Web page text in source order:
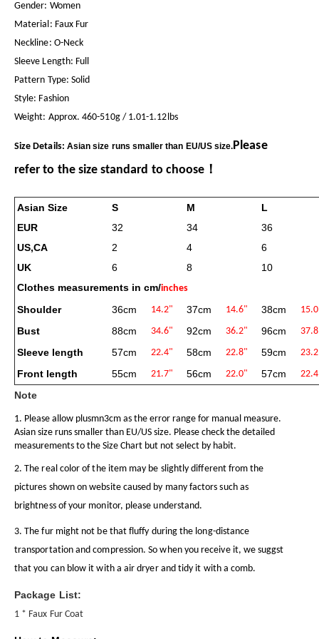
Gender: Women
Material: Faux Fur
Neckline: O-Neck
Sleeve Length: Full
Pattern Type: Solid
Style: Fashion
Weight: Approx. 460-510g / 1.01-1.12lbs
Size Details: Asian size runs smaller than EU/US size.Please
refer to the size standard to choose！
Asian Size S M
L
EUR
32 34
36
US,CA
2 4
6
UK
6 8
10
Clothes measurements in cm/inches
Shoulder 36cm 14.2" 37cm 14.6" 38cm
Bust 88cm 34.6" 92cm 36.2" 96cm
Sleeve length 57cm 22.4" 58cm 22.8" 59cm
Front length 55cm 21.7" 56cm 22.0" 57cm
Note
1. Please allow plusmn3cm as the error range for manual measure.
Asian size runs smaller than EU/US size. Please check the detailed
measurements to the Size Chart but not select by habit.
2. The real color of the item may be slightly different from the
pictures shown on website caused by many factors such as
brightness of your monitor, please understand.
3. The fur might not be that fluffy during the long-distance
transportation and compression. So when you receive it, we suggst
that you can blow it with a air dryer and tidy it with a comb.
Package List:
1 * Faux Fur Coat